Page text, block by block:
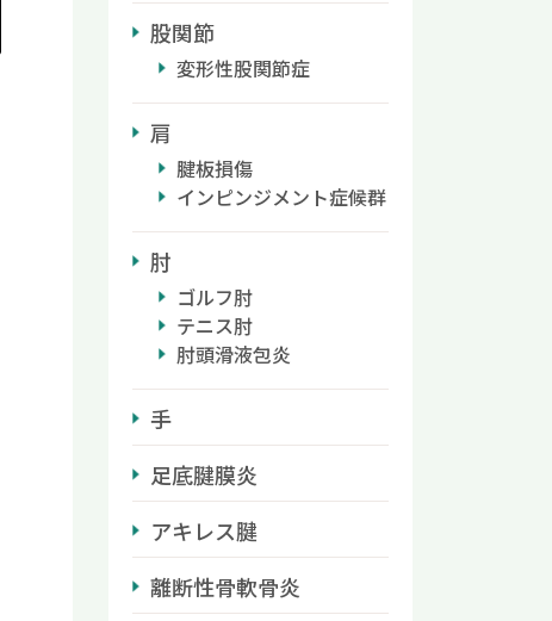
股関節
変形性股関節症
肩
腱板損傷
インピンジメント症候群
肘
ゴルフ肘
テニス肘
肘頭滑液包炎
手
足底腱膜炎
アキレス腱
離断性骨軟骨炎